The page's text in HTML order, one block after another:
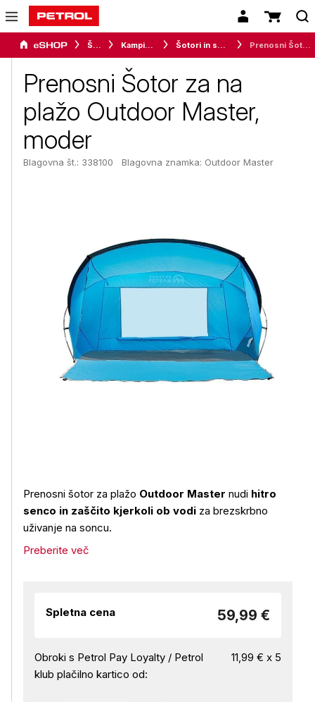
Šport Kampiranje Šotori in senčniki
Prenosni Šotor za na
plažo Outdoor Master,
moder
Blagovna št.: 338100 Blagovna znamka: Outdoor Master
Prenosni šotor za plažo Outdoor Master nudi hitro
senco in zaščito kjerkoli ob vodi za brezskrbno
uživanje na soncu.
Preberite več
Spletna cena 59,99 €
Obroki s Petrol Pay Loyalty / Petrol
klub plačilno kartico od:
11,99 € x 5